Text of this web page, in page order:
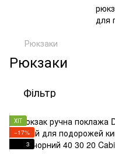
Рюкзаки
Рюкзаки
Фільтр
ХІТ
−17%
3